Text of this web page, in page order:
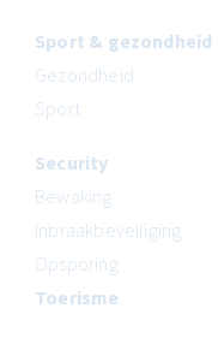
Sport & gezondheid
Gezondheid
Sport
Security
Bewaking
Inbraakbeveiliging
Opsporing
Toerisme